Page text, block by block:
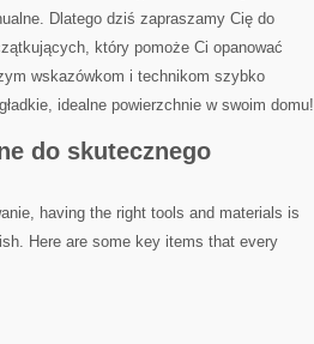
Dlatego dziś zapraszamy Cię​ do
który⁤ pomoże​ Ci ‍opanować
wskazówkom i technikom szybko
idealne powierzchnie w‌ swoim⁤ domu!
do skutecznego⁢
having the right tools‌ and materials is
Here are some key ⁢items that every